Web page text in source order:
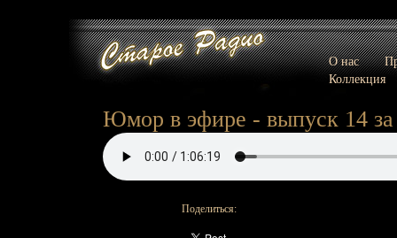
О нас
Коллекция
Юмор в эфире - выпуск 14 за
Поделиться: